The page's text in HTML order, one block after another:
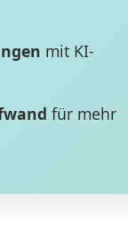
mit KI-
für mehr